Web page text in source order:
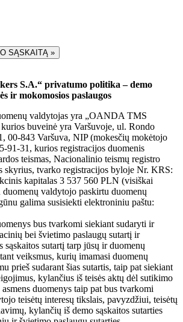
SĄSKAITĄ »
S.A.“ privatumo politika – demo
ir mokomosios paslaugos
valdytojas yra „OANDA TMS
buveinė yra Varšuvoje, ul. Rondo
00-843 Varšuva, NIP (mokesčių mokėtojo
91-31, kurios registracijos duomenis
teismas, Nacionalinio teismų registro
skyrius, tvarko registracijos byloje Nr. KRS:
kapitalas 3 537 560 PLN (visiškai
duomenų valdytojo paskirtu duomenų
galima susisiekti elektroniniu paštu:
bus tvarkomi siekiant sudaryti ir
bei švietimo paslaugų sutartį ir
sąskaitos sutartį tarp jūsų ir duomenų
veiksmus, kurių imamasi duomenų
prieš sudarant šias sutartis, taip pat siekiant
kylančius iš teisės aktų dėl sutikimo
duomenys taip pat bus tvarkomi
teisėtų interesų tikslais, pavyzdžiui, teisėtų
kylančių iš demo sąskaitos sutarties